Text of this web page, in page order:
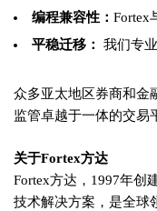
编程兼容性： Fortex
平稳迁移：
我们专
众多亚太地区券商和金
监管卓越于一体的交易
关于Fortex方达
Fortex方达，1997年创
技术解决方案，是全球